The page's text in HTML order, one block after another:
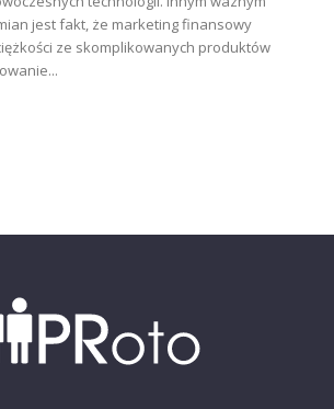
jest fakt, że marketing finansowy
ze skomplikowanych produktów